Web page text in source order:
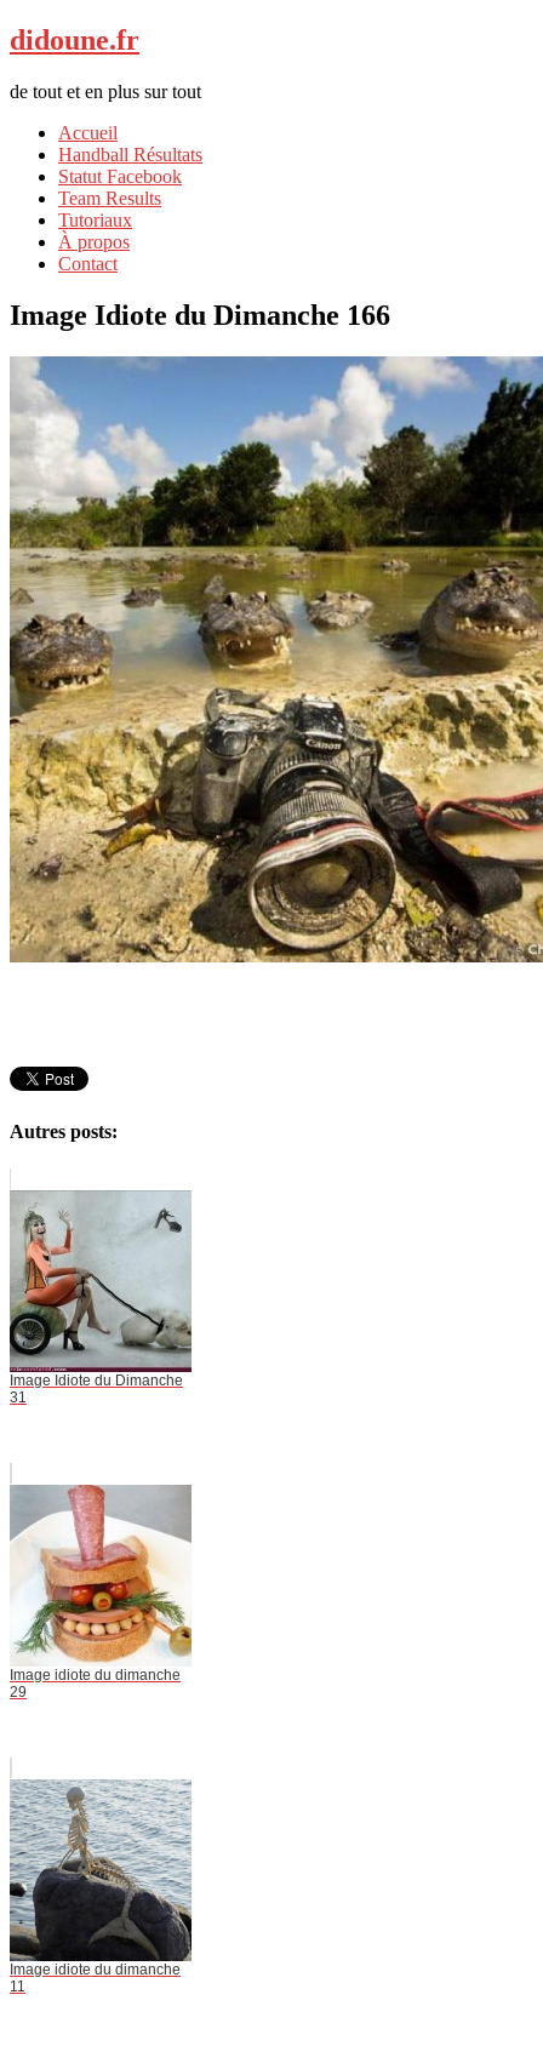
didoune.fr
de tout et en plus sur tout
Accueil
Handball Résultats
Statut Facebook
Team Results
Tutoriaux
À propos
Contact
Image Idiote du Dimanche 166
Autres posts:
Image Idiote du Dimanche
31
Image idiote du dimanche
29
Image idiote du dimanche
11